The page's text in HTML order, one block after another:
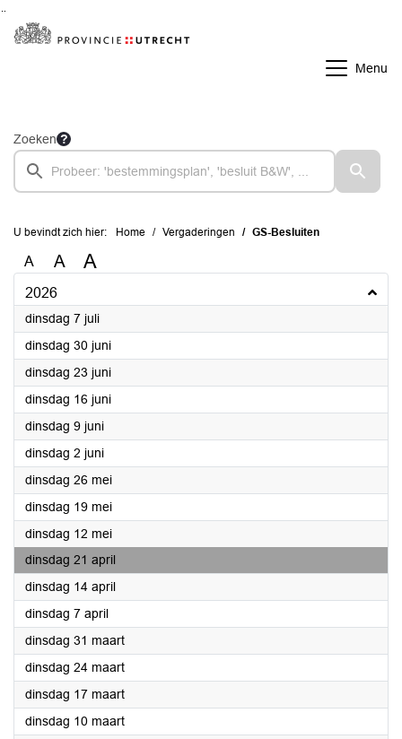
Menu
Zoeken
U bevindt zich hier: Home Vergaderingen GS-Besluiten
A A A
2026
dinsdag 7 juli2026
dinsdag 30 juni2026
dinsdag 23 juni2026
dinsdag 16 juni2026
dinsdag 9 juni2026
dinsdag 2 juni2026
dinsdag 26 mei2026
dinsdag 19 mei2026
dinsdag 12 mei2026
dinsdag 21 april
dinsdag 14 april2026
dinsdag 7 april2026
dinsdag 31 maart2026
dinsdag 24 maart2026
dinsdag 17 maart2026
dinsdag 10 maart2026